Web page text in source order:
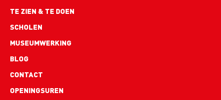
TE ZIEN & TE DOEN
SCHOLEN
MUSEUMWERKING
BLOG
Footer
links
CONTACT
OPENINGSUREN